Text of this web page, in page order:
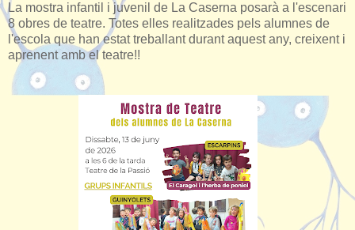
La mostra infantil i juvenil de La Caserna posarà a l'escenari
8 obres de teatre. Totes elles realitzades pels alumnes de
l'escola que han estat treballant durant aquest any, creixent i
aprenent amb el teatre!!